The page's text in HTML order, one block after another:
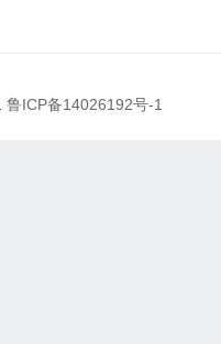
鲁ICP备14026192号-1